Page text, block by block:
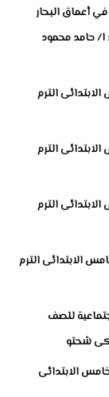
أعماق البحار
الترم الاول 2022 اعداد ا/ حامد محمود
الترم
الترم
الترم
رياضيات رقم 1 للصف الخامس الابتدائى الترم
للصف
الابتدائى